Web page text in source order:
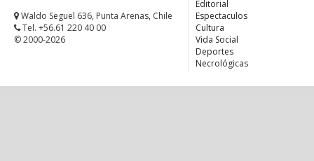
Waldo Seguel 636, Punta Arenas, Chile
Tel. +56.61 220 40 00
© 2000-2026
Editorial
Espectaculos
Cultura
Vida Social
Deportes
Necrológicas